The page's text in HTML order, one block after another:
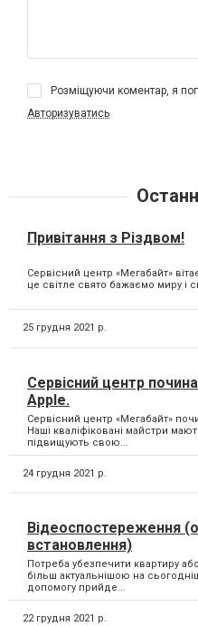
Розміщуючи коментар, я
Авторизуватись
Привітання з Різдвом!
Сервісний центр «Мегабайт»
це світле свято бажаємо миру і
25 грудня 2021 р.
Сервісний центр
Apple.
Сервісний центр «Мегабайт»
Наші кваліфіковані майстри
підвищують свою...
24 грудня 2021 р.
Відеоспостереження
встановлення)
Потреба убезпечити квартиру
більш актуальнішою на
допомогу прийде...
22 грудня 2021 р.